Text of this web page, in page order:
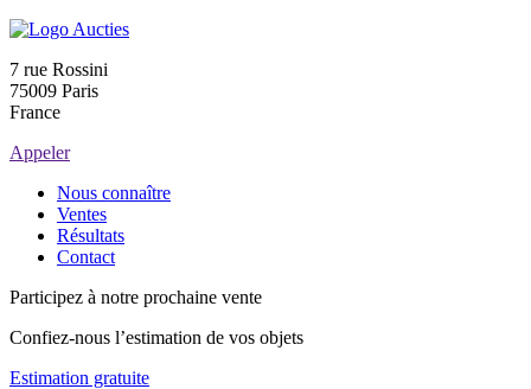
7 rue Rossini
75009 Paris
France
Appeler
Nous connaître
Ventes
Résultats
Contact
Participez à notre prochaine vente
Confiez-nous l’estimation de vos objets
Estimation gratuite